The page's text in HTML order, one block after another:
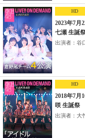
HD
2023年7月
七瀬 生誕
出演者：谷
HD
2018年7月
咲 生誕祭
出演者：大